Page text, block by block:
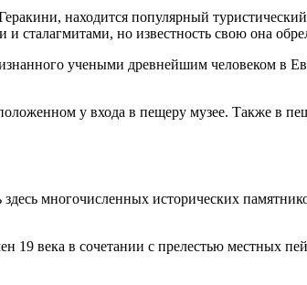
находится популярный
сталагмитами, но известность свою она
учеными древнейшим человеком в
у входа в пещеру музее. Также в
здесь многочисленных исторических
19 века в сочетании с прелестью местных